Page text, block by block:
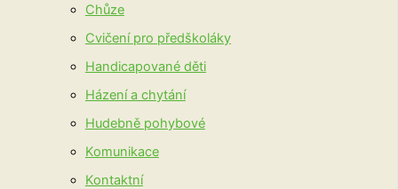
Chůze
Cvičení pro předškoláky
Handicapované děti
Házení a chytání
Hudebně pohybové
Komunikace
Kontaktní